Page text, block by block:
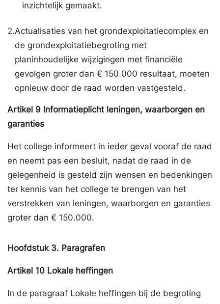
inzichtelijk gemaakt.
2.Actualisaties van het grondexploitatiecomplex en
de grondexploitatiebegroting met
planinhoudelijke wijzigingen met financiële
gevolgen groter dan € 150.000 resultaat, moeten
opnieuw door de raad worden vastgesteld.
Artikel 9 Informatieplicht leningen, waarborgen en
garanties
Het college informeert in ieder geval vooraf de raad
en neemt pas een besluit, nadat de raad in de
gelegenheid is gesteld zijn wensen en bedenkingen
ter kennis van het college te brengen van het
verstrekken van leningen, waarborgen en garanties
groter dan € 150.000.
Hoofdstuk 3. Paragrafen
Artikel 10 Lokale heffingen
In de paragraaf Lokale heffingen bij de begroting